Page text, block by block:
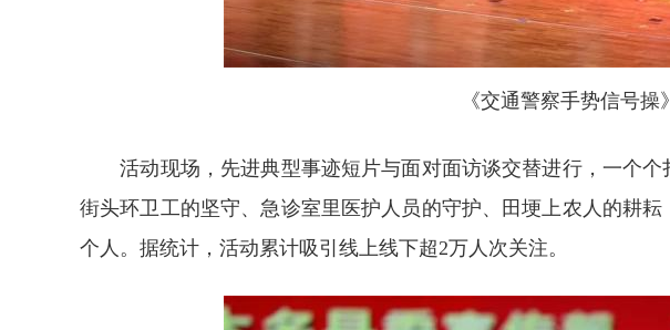
《交通警察手势信号操
活动现场，先进典型事迹短片与面对面访谈交替进行，一个个
街头环卫工的坚守、急诊室里医护人员的守护、田埂上农人的耕
个人。据统计，活动累计吸引线上线下超2万人次关注。